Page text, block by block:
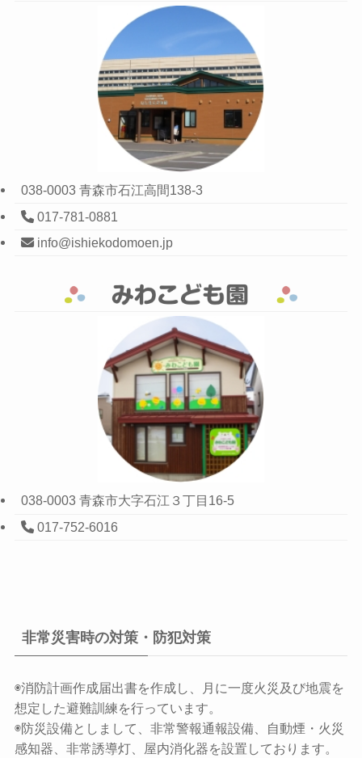
038-0003 青森市石江高間138-3
017-781-0881
info@ishiekodomoen.jp
038-0003 青森市大字石江３丁目16-5
017-752-6016
非常災害時の対策・防犯対策
◉消防計画作成届出書を作成し、月に一度火災及び地震を
想定した避難訓練を行っています。
◉防災設備としまして、非常警報通報設備、自動煙・火災
感知器、非常誘導灯、屋内消化器を設置しております。